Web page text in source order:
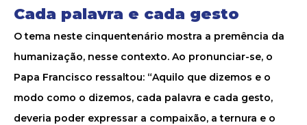
Cada palavra e cada gesto
O tema neste cinquentenário mostra a premência da
humanização, nesse contexto. Ao pronunciar-se, o
Papa Francisco ressaltou: “Aquilo que dizemos e o
modo como o dizemos, cada palavra e cada gesto,
deveria poder expressar a compaixão, a ternura e o